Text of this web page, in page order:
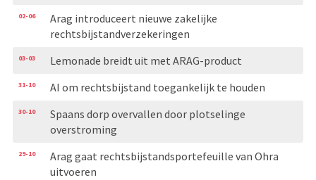
02-06
Arag introduceert nieuwe zakelijke
rechtsbijstandverzekeringen
03-03 Lemonade breidt uit met ARAG-product
31-10 AI om rechtsbijstand toegankelijk te houden
30-10
Spaans dorp overvallen door plotselinge
overstroming
29-10
Arag gaat rechtsbijstandsportefeuille van Ohra
uitvoeren